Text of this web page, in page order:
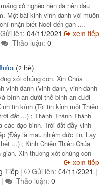
cỏ nghèo hèn đã nên dấu
Một bài kinh vinh danh với muôn
nhận biết Noel đến gần ....
xem tiếp
Gửi lên: 04/11/2021
Thảo luận: 0
(2 bè)
xót chúng con. Xin Chúa
vinh danh (Vinh danh, vinh danh
bình an dưới thế bình an dưới
tin kính (Tôi tin kính một Thiên
đất ...) ; Thánh Thánh Thánh
các đạo binh. Trời đất đầy vinh
(Đây là mầu nhiệm đức tin. Lạy
...) ; Kinh Chiên Thiên Chúa
gian. Xin thương xót chúng con
xem tiếp
Tiếp | Gửi lên: 04/11/2021 |
| Thảo luận: 0